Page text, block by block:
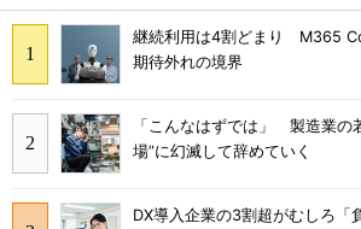
継続利用は4割どまり M365
期待外れの境界
「こんなはずでは」 製造業の
場”に幻滅して辞めていく
DX導入企業の3割超がむしろ